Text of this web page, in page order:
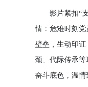
影片紧扣“支
情：危难时刻
壁垒，生动印
颈、代际传承
奋斗底色，温情